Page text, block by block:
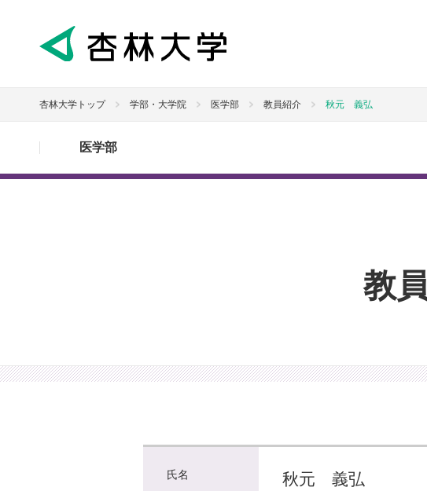
杏林大学トップ 学部・大学院 医学部 教員紹介 秋元 義弘
医学部
教
氏名 秋元 義弘